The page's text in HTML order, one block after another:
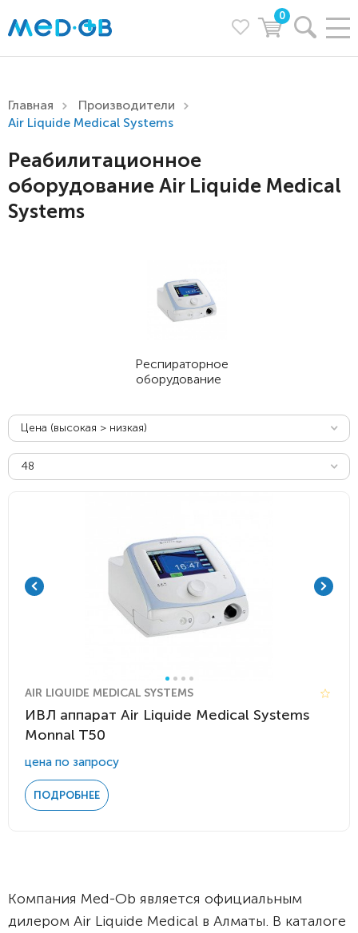
0
Главная
Производители
Air Liquide Medical Systems
Реабилитационное
оборудование Air Liquide Medical
Systems
Респираторное
оборудование
Цена (высокая > низкая)
48
AIR LIQUIDE MEDICAL SYSTEMS
ИВЛ аппарат Air Liquide Medical Systems
Monnal T50
цена по запросу
ПОДРОБНЕЕ
Компания Med-Ob является официальным
дилером Air Liquide Medical в Алматы. В каталоге